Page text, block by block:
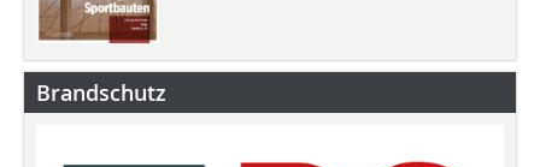
Brandschutz